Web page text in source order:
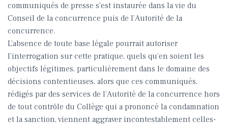
communiqués de presse s’est instaurée dans la vie du
Conseil de la concurrence puis de l’Autorité de la
concurrence.
L’absence de toute base légale pourrait autoriser
l’interrogation sur cette pratique, quels qu’en soient les
objectifs légitimes, particulièrement dans le domaine des
décisions contentieuses, alors que ces communiqués,
rédigés par des services de l’Autorité de la concurrence hors
de tout contrôle du Collège qui a prononcé la condamnation
et la sanction, viennent aggraver incontestablement celles-